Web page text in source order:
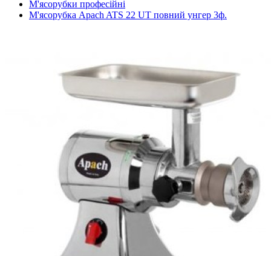
М'ясорубки професійні
М'ясорубка Apach ATS 22 UT повний унгер 3ф.